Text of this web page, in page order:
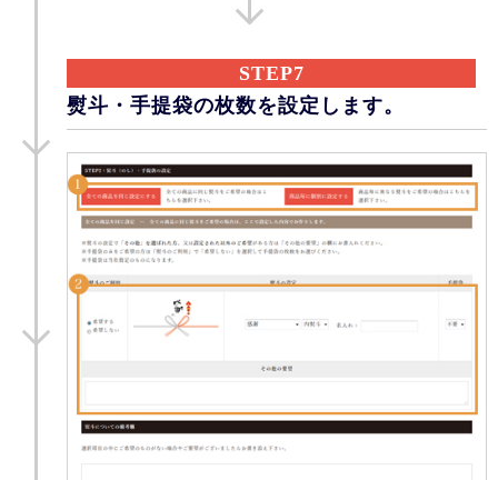
STEP7
熨斗・手提袋の枚数を設定します。